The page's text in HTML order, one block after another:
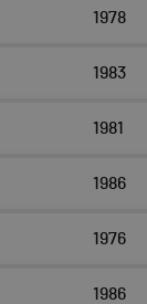
1978
1983
1981
1986
1976
1986